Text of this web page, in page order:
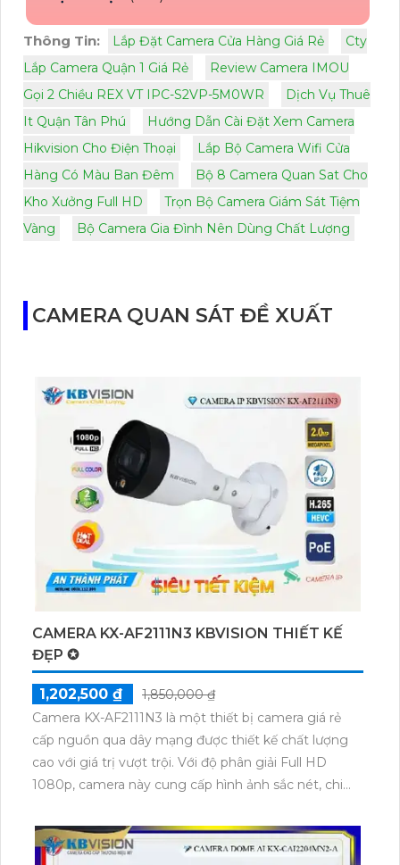
Thông Tin: Lắp Đặt Camera Cửa Hàng Giá Rẻ
Cty
Lắp Camera Quận 1 Giá Rẻ
Review Camera IMOU
Gọi 2 Chiều REX VT IPC-S2VP-5M0WR
Dịch Vụ Thuê
It Quận Tân Phú
Hướng Dẫn Cài Đặt Xem Camera
Hikvision Cho Điện Thoại
Lắp Bộ Camera Wifi Cửa
Hàng Có Màu Ban Đêm
Bộ 8 Camera Quan Sat Cho
Kho Xưởng Full HD
Trọn Bộ Camera Giám Sát Tiệm
Vàng
Bộ Camera Gia Đình Nên Dùng Chất Lượng
CAMERA QUAN SÁT ĐỀ XUẤT
CAMERA KX-AF2111N3 KBVISION THIẾT KẾ
ĐẸP ✪
1,202,500 ₫
1,850,000 ₫
Camera KX-AF2111N3 là một thiết bị camera giá rẻ
cấp nguồn qua dây mạng được thiết kế chất lượng
cao với giá trị vượt trội. Với độ phân giải Full HD
1080p, camera này cung cấp hình ảnh sắc nét, chi
tích hợp chức năng Đèn hồng ngoại để quan sát ban
đêm và chống ngược sáng hiệu quả. Thiết bị này còn